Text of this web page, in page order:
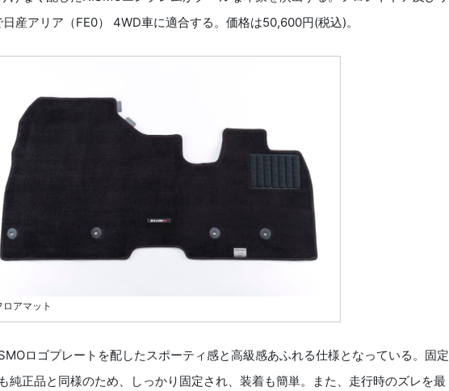
産アリア（FE0） 4WD車に適合する。価格は50,600円(税込)。
アマット
ロゴプレートを配したスポーティ感と高級感あふれる仕様となっている。固定
純正品と同様のため、しっかり固定され、装着も簡単。また、走行時のズレを最